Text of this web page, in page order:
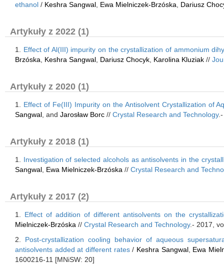
ethanol / Keshra Sangwal Ewa Mielniczek-Brzóska Dariusz
Artykuły z 2022 (1)
1. Effect of Al(III) impurity on the crystallization of ammonium
Brzóska
Keshra Sangwal Dariusz Chocyk Karolina Kluziak //
Artykuły z 2020 (1)
1. Effect of Fe(III) Impurity on the Antisolvent Crystallization of
Sangwal , and Jarosław Borc // Crystal Research and Technology
Artykuły z 2018 (1)
1. Investigation of selected alcohols as antisolvents in the
Sangwal Ewa Mielniczek-Brzóska // Crystal Research and
Artykuły z 2017 (2)
1. Effect of addition of different antisolvents on the
Mielniczek-Brzóska // Crystal Research and Technology.- 2017,
2. Post-crystallization cooling behavior of aqueous
antisolvents added at different rates/ Keshra Sangwal, Ewa
1600216-11 [MNiSW: 20]